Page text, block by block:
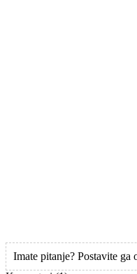
Imate pitanje? Postavite ga